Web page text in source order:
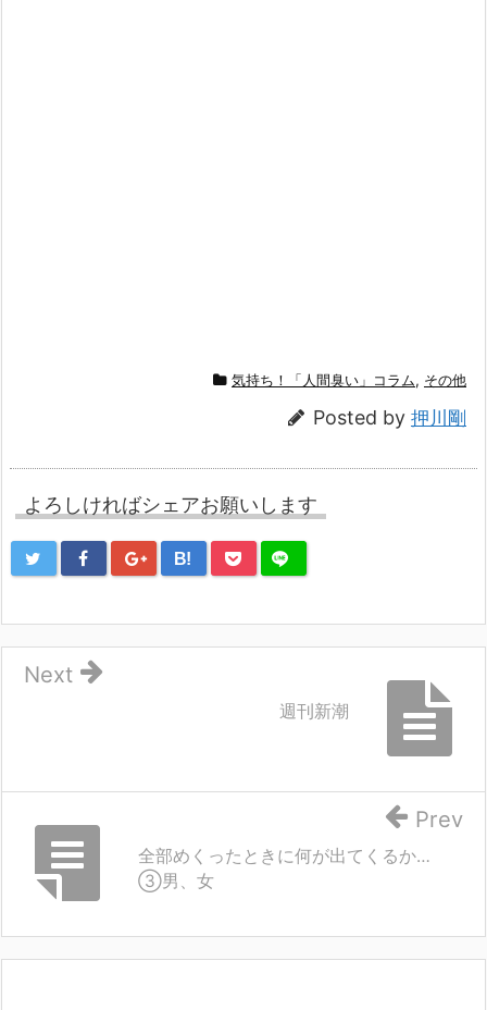
気持ち！「人間臭い」コラム, その他
Posted by 押川剛
よろしければシェアお願いします
B!
週刊新潮
Next
全部めくったときに何が出てくるか…
③男、女
Prev